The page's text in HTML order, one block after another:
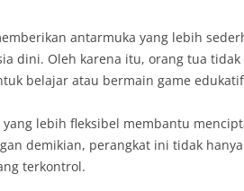
antarmuka yang lebih
dini. Oleh karena itu, orang tua
belajar atau bermain game
lebih fleksibel membantu
demikian, perangkat ini tidak
terkontrol.